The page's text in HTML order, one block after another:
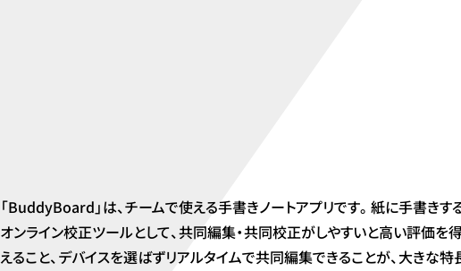
「BuddyBoard」は、チームで使える手書きノートアプリです。紙に手書
オンライン校正ツールとして、共同編集・共同校正がしやすいと高い評価
えること、デバイスを選ばずリアルタイムで共同編集できることが、大きな